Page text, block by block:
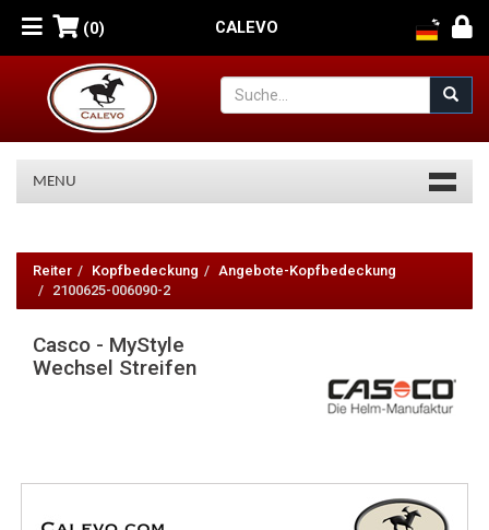
(0) CALEVO
MENU
MyStyle
Wechsel
Reiter Kopfbedeckung
Angebote-Kopfbedeckung
2100625-006090-2
Casco - MyStyle
Wechsel Streifen